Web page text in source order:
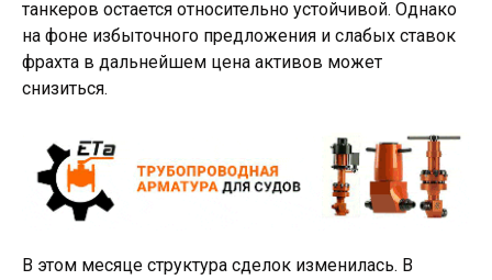
танкеров остается относительно устойчивой. Однако
на фоне избыточного предложения и слабых ставок
фрахта в дальнейшем цена активов может
снизиться.
В этом месяце структура сделок изменилась. В